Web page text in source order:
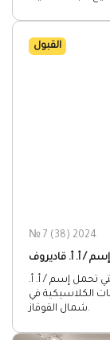
القبول
№ 7 (38) 2024
/ أ. أ. قاديروف
تحمل إسم / أ. أ.
الكلاسيكية في
شمال القوقاز.